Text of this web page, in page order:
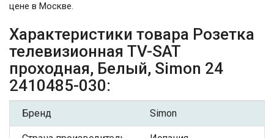
цене в Москве.
Характеристики товара Розетка
телевизионная TV-SAT
проходная, Белый, Simon 24
2410485-030:
Бренд Simon